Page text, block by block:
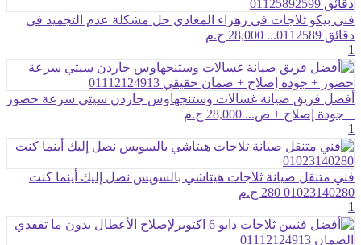
فني بيكو ثلاجات في زهراء المعادي حل مشكلة عدم التجميد في
دقائق 0112589...
28,000 ج.م
1
أفضل فريق صيانة غسالات وستنجهاوس جاردن سيتي سرعة حضور
+ جودة إصلاح + ض... 28,000 ج.م
1
فني متنقل صيانة ثلاجات هيتاشي بالسويس نصل إليك أينما كنت
01023140280 280 ج.م
1